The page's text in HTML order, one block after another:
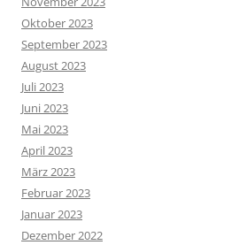
Oktober 2023
September 2023
August 2023
Juli 2023
Juni 2023
Mai 2023
April 2023
März 2023
Februar 2023
Januar 2023
Dezember 2022